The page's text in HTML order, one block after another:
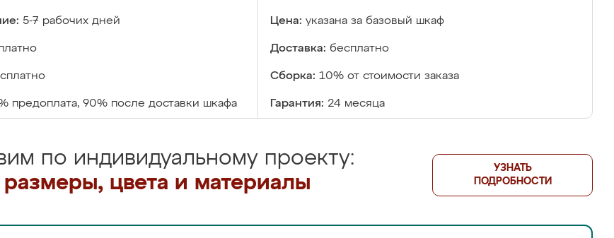
5-7 рабочих дней Цена: указана за базовый шкаф
Доставка: бесплатно
Сборка: 10% от стоимости заказа
предоплата, 90% после доставки шкафа Гарантия: 24 месяца
по индивидуальному проекту:
цвета и материалы
УЗНАТЬ
ПОДРОБНОСТИ